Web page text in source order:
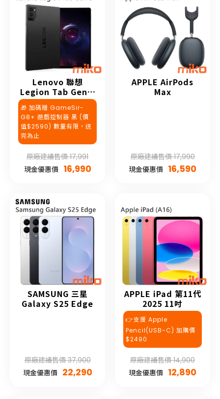
Lenovo 聯想
Legion Tab Gen 3
TB321FU
🎁 加碼贈 GameSir-
G8+ 遊戲控制器 黑 (價
值$2590) 數量有限，送
完為止
原廠建議售價 17,991
現金優惠價 16,990
APPLE AirPods
Max
原廠建議售價 17,990
現金優惠價 16,590
SAMSUNG 三星
Galaxy S25 Edge
原廠建議售價 37,900
現金優惠價 22,290
APPLE iPad 第11代
2025 11吋
👉支援 Apple
Pencil(USB-C) 加購價
$2490
原廠建議售價 14,900
現金優惠價 12,890